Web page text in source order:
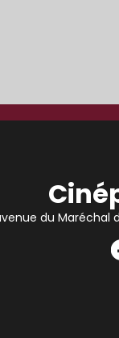
du Maréchal